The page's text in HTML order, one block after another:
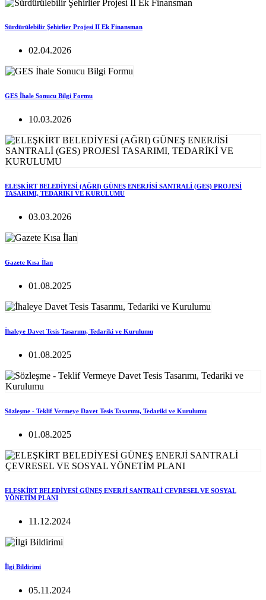
Sürdürülebilir Şehirlier Projesi II Ek Finansman
02.04.2026
GES İhale Sonucu Bilgi Formu
10.03.2026
ELEŞKİRT BELEDİYESİ (AĞRI) GÜNEŞ ENERJİSİ SANTRALİ (GES) PROJESİ
TASARIMI, TEDARİKİ VE KURULUMU
03.03.2026
Gazete Kısa İlan
01.08.2025
İhaleye Davet Tesis Tasarımı, Tedariki ve Kurulumu
01.08.2025
Sözleşme - Teklif Vermeye Davet Tesis Tasarımı, Tedariki ve Kurulumu
01.08.2025
ELEŞKİRT BELEDİYESİ GÜNEŞ ENERJİ SANTRALİ ÇEVRESEL VE SOSYAL
YÖNETİM PLANI
11.12.2024
İlgi Bildirimi
05.11.2024